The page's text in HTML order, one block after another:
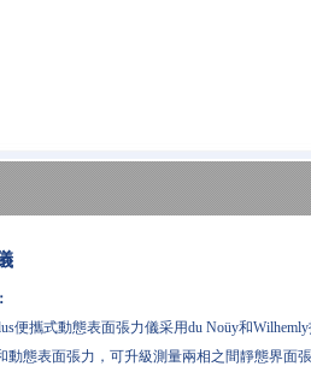
便攜式動態表面張力儀采用du Noüy和
動態表面張力，可升級測量兩相之間靜態界面張